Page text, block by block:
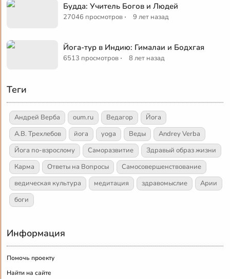
Будда: Учитель Богов и Людей
27046 просмотров · 9 лет назад
Йога-тур в Индию: Гималаи и Бодхгая
6513 просмотров · 8 лет назад
Теги
Андрей Верба oum.ru Ведагор
Йога
А.В. Трехлебов
йога yoga Веды
Andrey Verba
Йога по-взрослому
Саморазвитие
Здравый образ жизни
Карма
Ответы на Вопросы
Самосовершенствование
ведическая культура
медитация здравомыслие
Арии
боги
Информация
Помочь проекту
Найти на сайте